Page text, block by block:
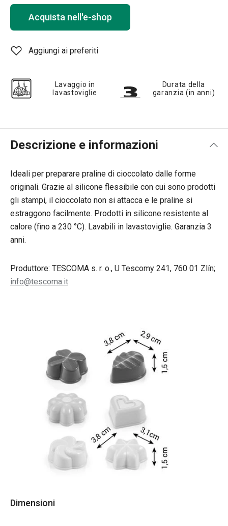
Acquista nell'e-shop
Aggiungi ai preferiti
Lavaggio in
lavastoviglie
Durata della
garanzia (in anni)
Descrizione e informazioni
Ideali per preparare praline di cioccolato dalle forme
originali. Grazie al silicone flessibile con cui sono prodotti
gli stampi, il cioccolato non si attacca e le praline si
estraggono facilmente. Prodotti in silicone resistente al
calore (fino a 230 °C). Lavabili in lavastoviglie. Garanzia 3
anni.
Produttore: TESCOMA s. r. o., U Tescomy 241, 760 01 Zlín;
info@tescoma.it
Dimensioni